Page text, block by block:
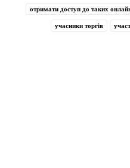
отримати доступ до таких
учасники торгів